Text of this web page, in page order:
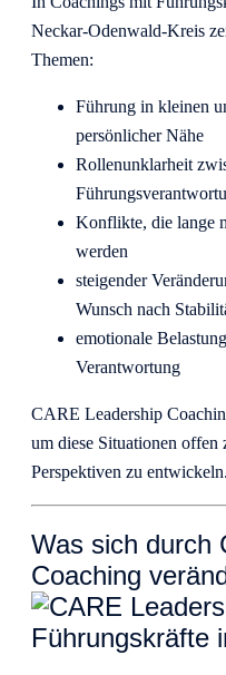
Neckar-Odenwald-Kreis
Themen:
Führung in kleinen
persönlicher Nähe
Rollenunklarheit
Konflikte, die lange
werden
steigender
Wunsch nach
emotionale
Verantwortung
CARE Leadership
um diese Situationen offen
Perspektiven zu entwickeln.
Was sich durch
Coaching